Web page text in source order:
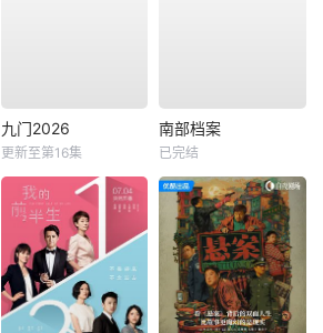
九门2026
更新至第16集
南部档案
已完结